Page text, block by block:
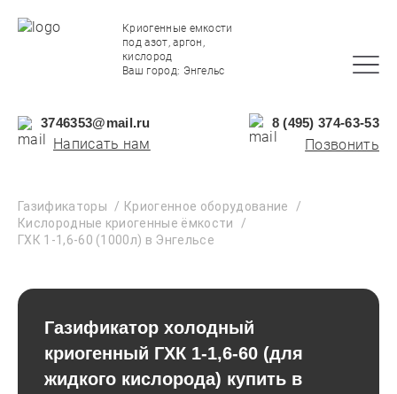
Криогенные емкости
под азот, аргон,
кислород
Ваш город: Энгельс
3746353@mail.ru
Написать нам
8 (495) 374-63-53
Позвонить
Газификаторы
Криогенное оборудование
Кислородные криогенные ёмкости
ГХК 1-1,6-60 (1000л) в Энгельсе
Газификатор холодный
криогенный ГХК 1-1,6-60 (для
жидкого кислорода) купить в